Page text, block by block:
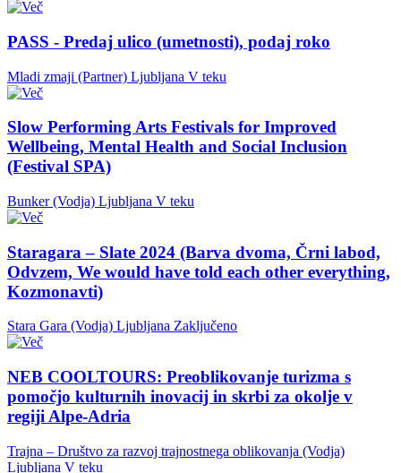
PASS - Predaj ulico (umetnosti), podaj roko
Mladi zmaji (Partner) Ljubljana V teku
Slow Performing Arts Festivals for Improved
Wellbeing, Mental Health and Social Inclusion
(Festival SPA)
Bunker (Vodja) Ljubljana V teku
Staragara – Slate 2024 (Barva dvoma, Črni labod,
Odvzem, We would have told each other everything,
Kozmonavti)
Stara Gara (Vodja) Ljubljana Zaključeno
NEB COOLTOURS: Preoblikovanje turizma s
pomočjo kulturnih inovacij in skrbi za okolje v
regiji Alpe-Adria
Trajna – Društvo za razvoj trajnostnega oblikovanja (Vodja)
Ljubljana V teku